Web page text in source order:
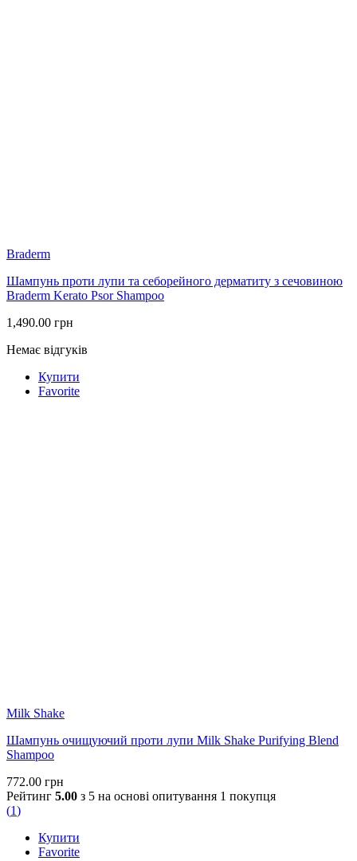
Braderm
Шампунь проти лупи та себорейного дерматиту з сечовиною
Braderm Kerato Psor Shampoo
1,490.00 грн
Немає відгуків
Купити
Favorite
Milk Shake
Шампунь очищуючий проти лупи Milk Shake Purifying Blend
Shampoo
772.00 грн
Рейтинг 5.00 з 5 на основі опитування 1 покупця
(1)
Купити
Favorite